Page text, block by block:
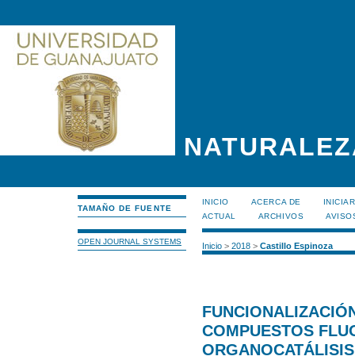
TAMAÑO DE FUENTE
OPEN JOURNAL SYSTEMS
INICIO ACERCA DE
ACTUAL
ARCHIVOS
Inicio> 2018> Castillo Espinoza
COMPUESTOS
ORGANOCATÁLISIS